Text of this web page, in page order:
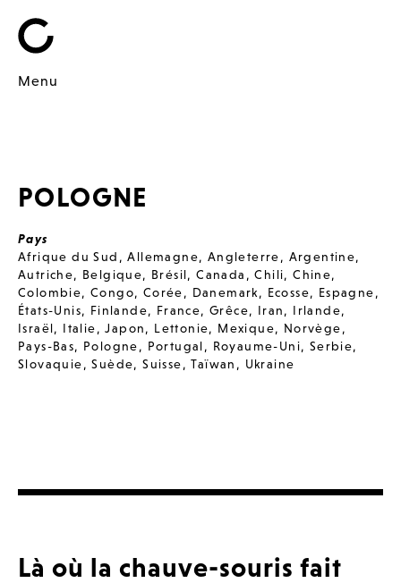
Menu
POLOGNE
Pays
Afrique du Sud ,Allemagne, Angleterre, Argentine,
Autriche, Belgique, Brésil,Canada ,Chili,Chine,
Colombie,Congo, Corée, Danemark, Ecosse, Espagne,
États-Unis, Finlande, France,Grêce, Iran, Irlande,
Israël, Italie,Japon, Lettonie, Mexique, Norvège,
Pays-Bas, Pologne, Portugal, Royaume-Uni, Serbie,
Slovaquie,Suède,Suisse,Taïwan , Ukraine
Là où la chauve-souris fait